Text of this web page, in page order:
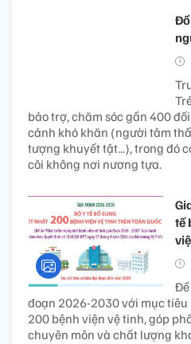
bảo trợ, chăm sóc gần 400
cảnh khó khăn (người tâm
tượng khuyết tật...), trong đó
côi không nơi nương tựa.
tế
đoạn 2026-2030 với mục
200 bệnh viện vệ tinh, góp
chuyên môn và chất lượng